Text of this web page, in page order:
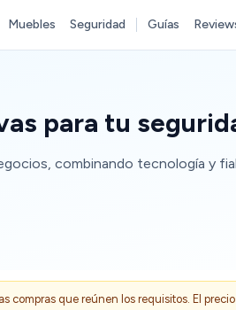
Muebles Seguridad Guías
para tu
combinando tecnología y
compras que reúnen los requisitos. El